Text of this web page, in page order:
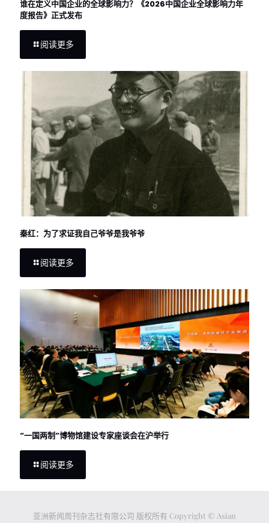
谁在定义中国企业的全球影响力？《2026中国企业全球影响力年
度报告》正式发布
阅读更多
秦红：为了求证我自己爷爷是我爷爷
阅读更多
“一国两制”博物馆建设专家座谈会在沪举行
阅读更多
亚洲新闻周刊杂志社有限公司 版权所有 Copyright © Asian